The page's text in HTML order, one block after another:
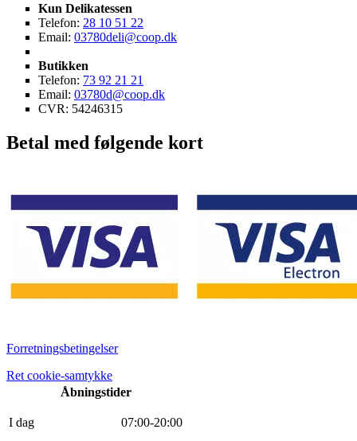
Kun Delikatessen
Telefon: 28 10 51 22
Email: 03780deli@coop.dk
Butikken
Telefon: 73 92 21 21
Email: 03780d@coop.dk
CVR: 54246315
Betal med følgende kort
Forretningsbetingelser
Ret cookie-samtykke
Åbningstider
I dag 07:00-20:00